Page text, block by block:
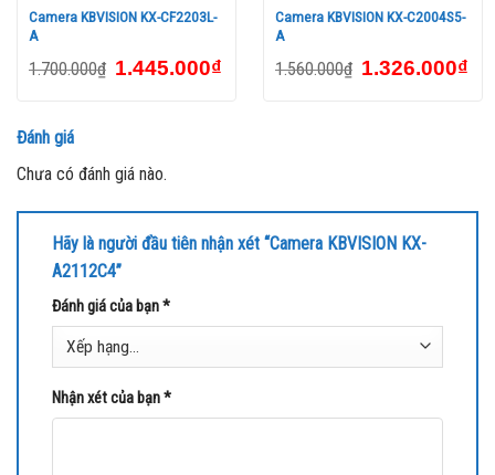
Camera KBVISION KX-CF2203L-
A
1.700.000₫ 1.445.000₫
Camera KBVISION KX-C2004S5-
A
1.560.000₫ 1.326.000₫
Đánh giá
Chưa có đánh giá nào.
Hãy là người đầu tiên nhận xét “Camera KBVISION KX-
A2112C4”
Đánh giá của bạn*
Nhận xét của bạn*